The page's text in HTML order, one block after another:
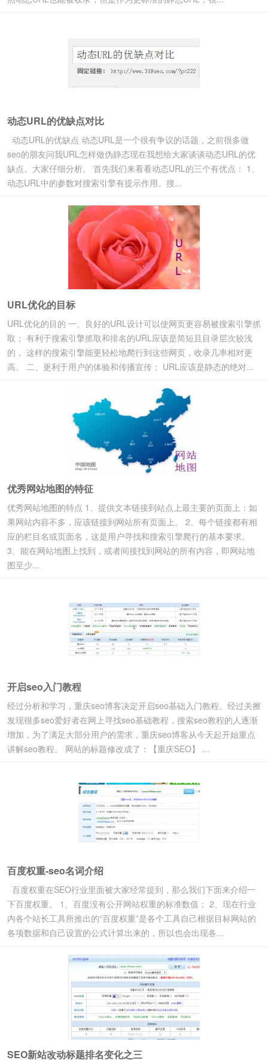
动态URL的优缺点对比
动态URL的优缺点 动态URL是一个很有争议的话题，之前很多做
seo的朋友问我URL怎样做伪静态现在我想给大家谈谈动态URL的优
缺点。大家仔细分析。 首先我们来看看动态URL的三个有优点： 1、
动态URL中的参数对搜索引擎有提示作用。搜...
URL优化的目标
URL优化的目的 一、良好的URL设计可以使网页更容易被搜索引擎抓
取； 有利于搜索引擎抓取和排名的URL应该是简短且目录层次较浅
的， 这样的搜索引擎能更轻松地爬行到这些网页，收录几率相对更
高。 二、更利于用户的体验和传播宣传； URL应该是静态的绝对...
优秀网站地图的特征
优秀网站地图的特点 1、提供文本链接到站点上最主要的页面上：如
果网站内容不多，应该链接到网站所有页面上。 2、每个链接都有相
应的栏目名或页面名，这是用户寻找和搜索引擎爬行的基本要求。
3、能在网站地图上找到，或者间接找到网站的所有内容，即网站地
图至少...
开启seo入门教程
经过分析和学习，重庆seo博客决定开启seo基础入门教程。经过关擦
发现很多seo爱好者在网上寻找seo基础教程，搜索seo教程的人逐渐
增加，为了满足大部分用户的需求，重庆seo博客从今天起开始重点
讲解seo教程。 网站的标题修改成了：【重庆SEO】 ...
百度权重-seo名词介绍
百度权重在SEO行业里面被大家经常提到，那么我们下面来介绍一
下百度权重。 1、百度没有公开网站权重的标准数值； 2、现在行业
内各个站长工具所推出的“百度权重”是各个工具自己根据目标网站的
各项数据和自己设置的公式计算出来的，所以也会出现各...
SEO新站改动标题排名变化之三